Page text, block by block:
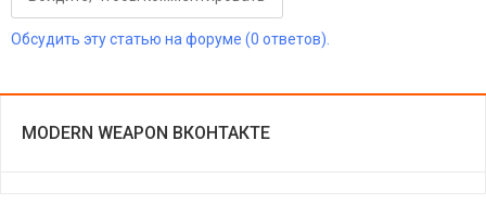
Обсудить эту статью на форуме (0 ответов).
MODERN WEAPON ВКОНТАКТЕ